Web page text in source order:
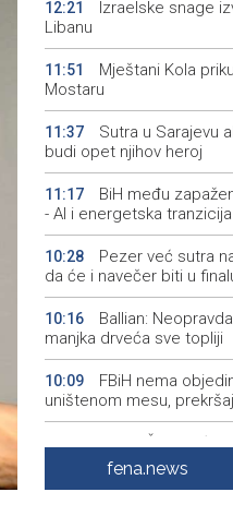
12:21
Izraelske snage
Libanu
11:51
Mještani Kola
Mostaru
11:37
Sutra u Sarajevu
budi opet njihov heroj
11:17
BiH među
- AI i energetska
10:28
Pezer već sutra
da će i navečer biti u
10:16
Ballian:
manjka drveća sve topliji
10:09
FBiH nema
uništenom mesu,
Marija Šerifović
Piroti zatvorila 'Dane
fena.news